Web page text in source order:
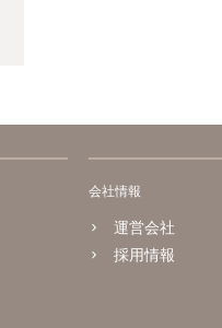
会社情報
運営会社
採用情報